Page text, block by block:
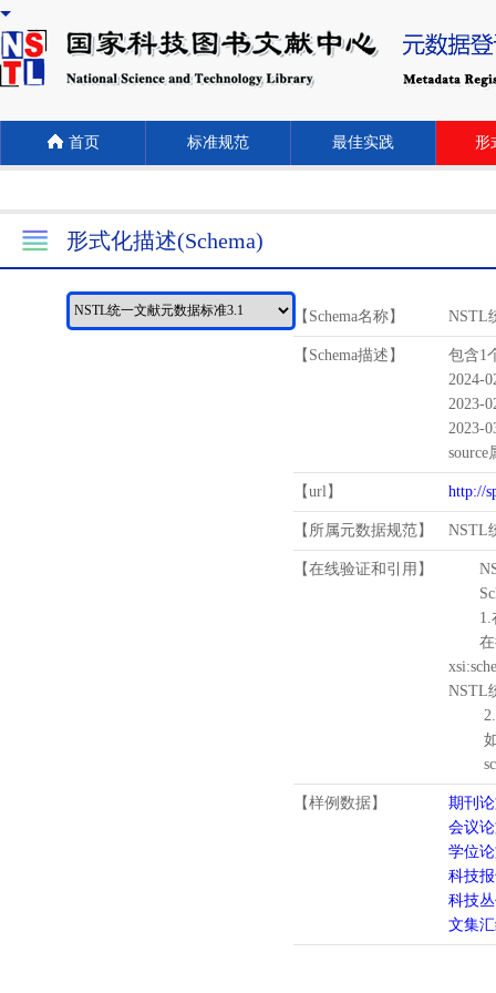
首页 标准规范 最佳实践 形
形式化描述(Schema)
【Schema名称】 NSTL
【Schema描述】
包含1
2024-
2023-
2023-
source
【url】 http://
【所属元数据规范】 NSTL
【在线验证和引用】
1.
在待
NSTL
2.
如需
【样例数据】
期刊
会议
学位
科技
科技
文集